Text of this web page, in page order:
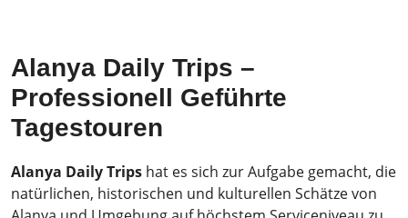
Alanya Daily Trips –
Professionell Geführte
Tagestouren
Alanya Daily Trips hat es sich zur Aufgabe gemacht, die
natürlichen, historischen und kulturellen Schätze von